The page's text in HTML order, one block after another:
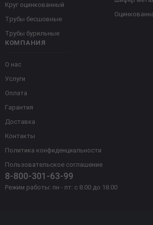
КОМПАНИЯ
О нас
Услуги
Оплата
Гарантия
Доставка
Контакты
Политика конфиденциальности
Пользовательское соглашение
8-800-301-63-99
Режим работы: пн - пт: с 8.00 до 18.00
Круг оцинкованный
Трубы бесшовные
Трубы бурильные